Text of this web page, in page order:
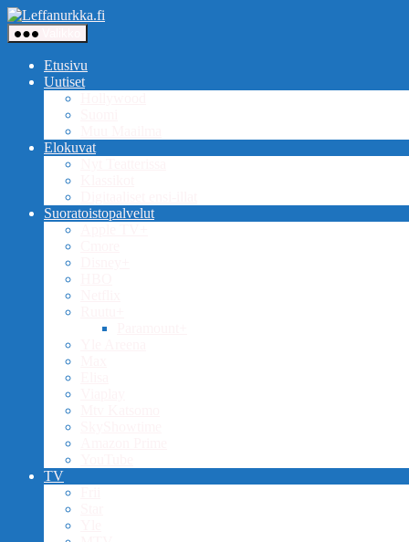
Siirry
sisältöön
Etusivu
Uutiset
Elokuvat
Suoratoistopalvelut
TV